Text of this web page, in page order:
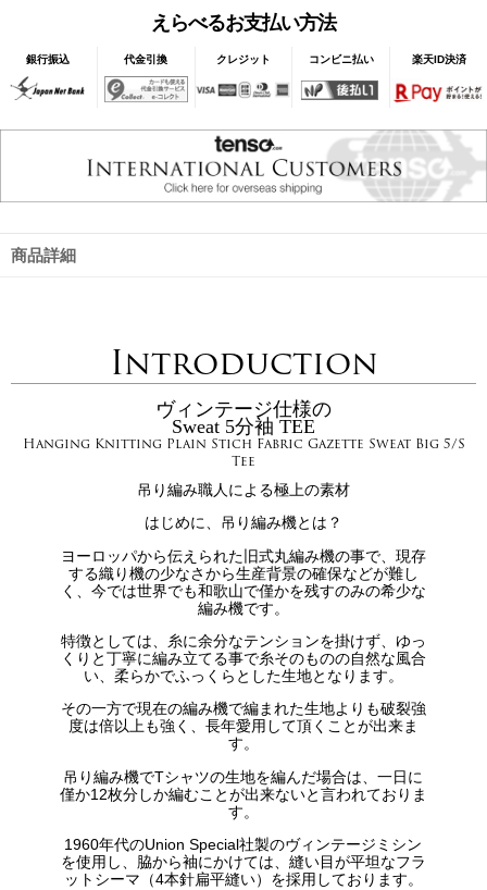
えらべるお支払い方法
銀行振込 代金引換 クレジット コンビニ払い 楽天ID決済
商品詳細
Introduction
ヴィンテージ仕様の
Sweat 5分袖 TEE
Hanging Knitting Plain Stich Fabric Gazette Sweat Big 5/S
Tee
吊り編み職人による極上の素材
はじめに、吊り編み機とは？
ヨーロッパから伝えられた旧式丸編み機の事で、現存
する織り機の少なさから生産背景の確保などが難し
く、今では世界でも和歌山で僅かを残すのみの希少な
編み機です。
特徴としては、糸に余分なテンションを掛けず、ゆっ
くりと丁寧に編み立てる事で糸そのものの自然な風合
い、柔らかでふっくらとした生地となります。
その一方で現在の編み機で編まれた生地よりも破裂強
度は倍以上も強く、長年愛用して頂くことが出来ま
す。
吊り編み機でTシャツの生地を編んだ場合は、一日に
僅か12枚分しか編むことが出来ないと言われておりま
す。
1960年代のUnion Special社製のヴィンテージミシン
を使用し、脇から袖にかけては、縫い目が平坦なフラ
ットシーマ（4本針扁平縫い）を採用しております。